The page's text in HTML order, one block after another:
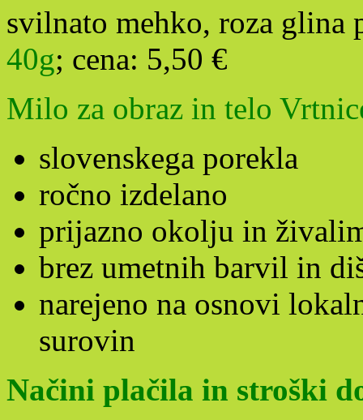
svilnato mehko, roza
40g; cena: 5,50 €
Milo za obraz in telo
slovenskega porekla
ročno izdelano
prijazno okolju in
brez umetnih barvil in
narejeno na osnovi
surovin
Načini plačila in stroški